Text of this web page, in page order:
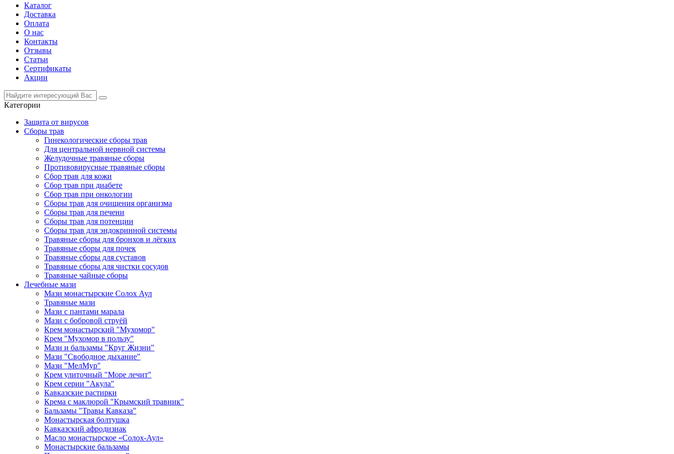
Каталог
Доставка
Оплата
О нас
Контакты
Отзывы
Статьи
Сертификаты
Акции
Категории
Защита от вирусов
Сборы трав
Гинекологические сборы трав
Для центральной нервной системы
Желудочные травяные сборы
Противовирусные травяные сборы
Сбор трав для кожи
Сбор трав при диабете
Сбор трав при онкологии
Сборы трав для очищения организма
Сборы трав для печени
Сборы трав для потенции
Сборы трав для эндокринной системы
Травяные сборы для бронхов и лёгких
Травяные сборы для почек
Травяные сборы для суставов
Травяные сборы для чистки сосудов
Травяные чайные сборы
Лечебные мази
Мази монастырские Солох Аул
Травяные мази
Мази с пантами марала
Мази с бобровой струёй
Крем монастырский "Мухомор"
Крем "Мухомор в пользу"
Мази и бальзамы "Круг Жизни"
Мази "Свободное дыхание"
Мази "МелМур"
Крем улиточный "Море лечит"
Крем серии "Акула"
Кавказские растирки
Крема с маклюрой "Крымский травник"
Бальзамы "Травы Кавказа"
Монастырская болтушка
Кавказский афродизиак
Масло монастырское «Солох-Аул»
Монастырские бальзамы